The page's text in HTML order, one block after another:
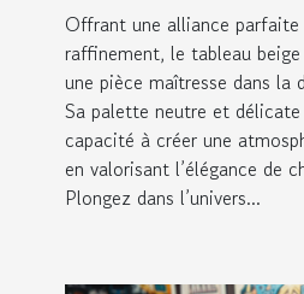
Offrant une alliance
raffinement, le tableau
une pièce maîtresse dans la
Sa palette neutre et
capacité à créer une
en valorisant l’élégance de
Plongez dans l’univers...